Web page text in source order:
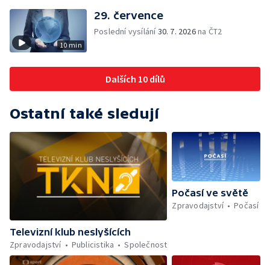
10 min
29. července
Poslední vysílání30. 7. 2026na ČT2
Dalších 10 dílů
Ostatní také sledují
Televizní klub neslyšících
Zpravodajství
Publicistika Společnost
Počasí ve světě
Zpravodajství
Počasí